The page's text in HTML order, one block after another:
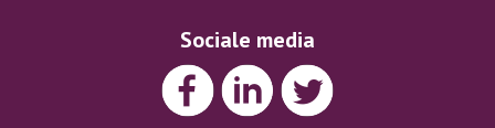
Sociale media